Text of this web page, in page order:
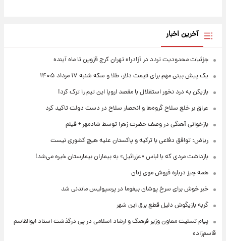
آخرین اخبار
جزئیات محدودیت تردد در آزادراه تهران کرج قزوین تا ماه آینده
یک پیش ‌بینی مهم برای قیمت دلار، طلا و سکه شنبه ۱۷ مرداد ۱۴۰۵
بازیکن به درد نخور استقلال با مقصد اروپا این تیم را ترک کرد!
عراق بر خلع سلاح گروه‌ها و انحصار سلاح در دست دولت تاکید کرد
بازخوانی آهنگی در وصف حضرت زهرا توسط شادمهر + فیلم
ریاض: توافق دفاعی با ترکیه و پاکستان علیه هیچ کشوری نیست
بازداشت مردی که با لباس «عزرائیل» به بیماران بیمارستان خیره می‌شد!
همه چیز درباره فروش موی زنان
خبر خوش برای سرخ پوشان بیفوما در پرسپولیس ماندنی شد
گربه بازیگوش دلیل قطع برق این شهر
پیام تسلیت معاون وزیر فرهنگ و ارشاد اسلامی در پی درگذشت استاد ابوالقاسم
قاسم‌زاده